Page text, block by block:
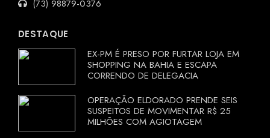
(73) 98879-0376
DESTAQUE
EX-PM É PRESO POR FURTAR LOJA EM
SHOPPING NA BAHIA E ESCAPA
CORRENDO DE DELEGACIA
OPERAÇÃO ELDORADO PRENDE SEIS
SUSPEITOS DE MOVIMENTAR R$ 25
MILHÕES COM AGIOTAGEM